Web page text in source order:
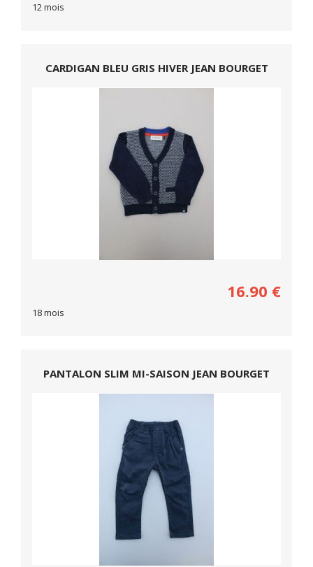
12 mois
CARDIGAN BLEU GRIS HIVER JEAN BOURGET
16.90 €
18 mois
PANTALON SLIM MI-SAISON JEAN BOURGET